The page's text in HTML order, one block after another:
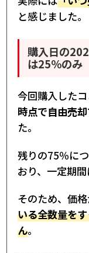
と感じました。
購入日の
は25％のみ
今回購入したコ
時点で自由売
た。
残りの75％に
おり、一定期間
そのため、価格
いる全数量を
ん。